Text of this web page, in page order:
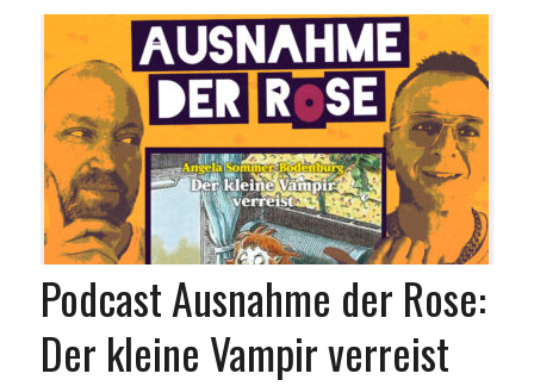
Podcast Ausnahme der Rose:
Der kleine Vampir verreist